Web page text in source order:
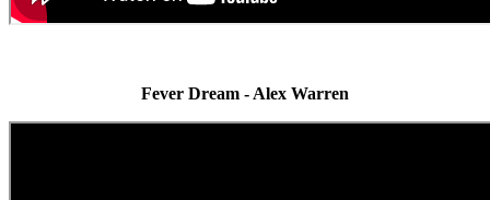
Fever Dream - Alex Warren